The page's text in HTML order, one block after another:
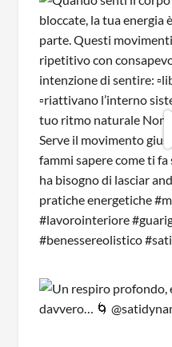
Rispettiamo la tua
non saranno